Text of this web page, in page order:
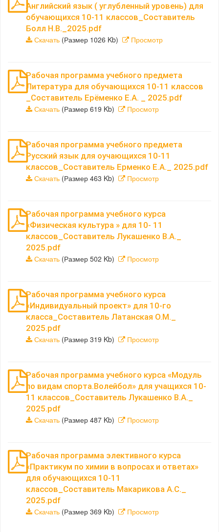
Английский язык ( углубленный уровень) для
обучающихся 10-11 классов_Составитель
Болл Н.В._2025.pdf
Скачать (Размер 1026 Kb) Просмотр
Рабочая программа учебного предмета
Литература для обучающихся 10-11 классов
_Составитель Ерёменко Е.А. _ 2025.pdf
Скачать (Размер 619 Kb) Просмотр
Рабочая программа учебного предмета
Русский язык для оучающихся 10-11
классов_Составитель Ерменко Е.А._ 2025.pdf
Скачать (Размер 463 Kb) Просмотр
Рабочая программа учебного курса
«Физическая культура » для 10- 11
классов_Составитель Лукашенко В.А._
2025.pdf
Скачать (Размер 502 Kb) Просмотр
Рабочая программа учебного курса
«Индивидуальный проект» для 10-го
класса_Составитель Латанская О.М._
2025.pdf
Скачать (Размер 319 Kb) Просмотр
Рабочая программа учебного курса «Модуль
по видам спорта.Волейбол» для учащихся 10-
11 классов_Составитель Лукашенко В.А._
2025.pdf
Скачать (Размер 487 Kb) Просмотр
Рабочая программа элективного курса
«Практикум по химии в вопросах и ответах»
для обучающихся 10-11
классов_Составитель Макарикова А.С._
2025.pdf
Скачать (Размер 369 Kb) Просмотр